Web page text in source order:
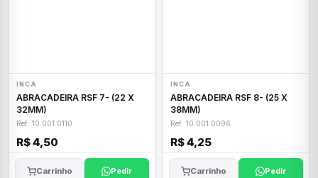
INCA
ABRACADEIRA RSF 7- (22 X
32MM)
Ref: 10.001.0110
R$ 4,50
Carrinho Pedir
INCA
ABRACADEIRA RSF 8- (25 X
38MM)
Ref: 10.001.0096
R$ 4,25
Carrinho Pedir